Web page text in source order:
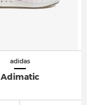
adidas
Adimatic